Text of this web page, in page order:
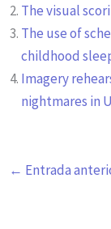
The visual
The use of
childhood
Imagery
nightmares in
← Entrada